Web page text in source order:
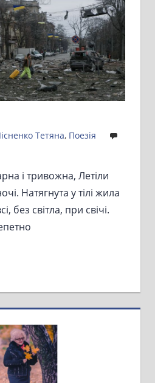
Тетяна, Поезія
і тривожна, Летіли
Натягнута у тілі жила
без світла, при свічі.